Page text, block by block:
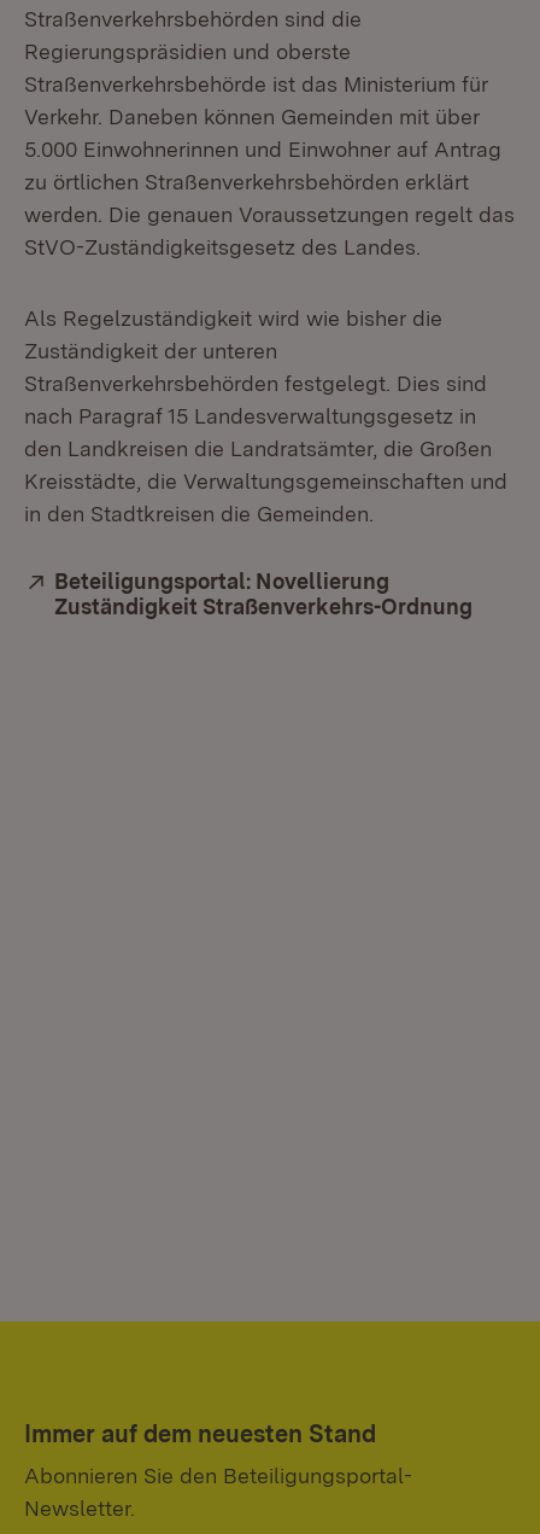
Straßenverkehrsbehörden sind die
Regierungspräsidien und oberste
Straßenverkehrsbehörde ist das Ministerium für
Verkehr. Daneben können Gemeinden mit über
5.000 Einwohnerinnen und Einwohner auf Antrag
zu örtlichen Straßenverkehrsbehörden erklärt
werden. Die genauen Voraussetzungen regelt das
StVO-Zuständigkeitsgesetz des Landes.
Als Regelzuständigkeit wird wie bisher die
Zuständigkeit der unteren
Straßenverkehrsbehörden festgelegt. Dies sind
nach Paragraf 15 Landesverwaltungsgesetz in
den Landkreisen die Landratsämter, die Großen
Kreisstädte, die Verwaltungsgemeinschaften und
in den Stadtkreisen die Gemeinden.
Extern:
Beteiligungsportal: Novellierung
Zuständigkeit Straßenverkehrs-Ordnung
Immer auf dem neuesten Stand
Abonnieren Sie den Beteiligungsportal-
Newsletter.